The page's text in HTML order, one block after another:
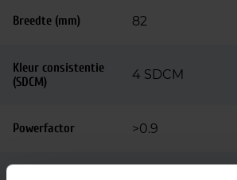
Breedte (mm) 82
Kleur consistentie
(SDCM)
4 SDCM
Powerfactor >0.9